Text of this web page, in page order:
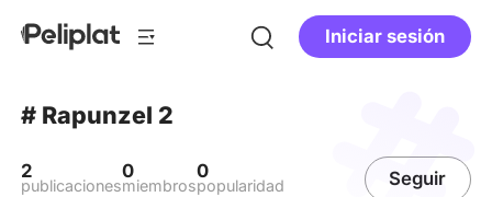
Iniciar sesión
# Rapunzel 2
2
publicaciones
0
miembros
0
popularidad Seguir